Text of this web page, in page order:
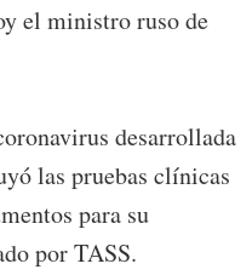
el ministro ruso de
desarrollada
las pruebas clínicas
para su
por TASS.